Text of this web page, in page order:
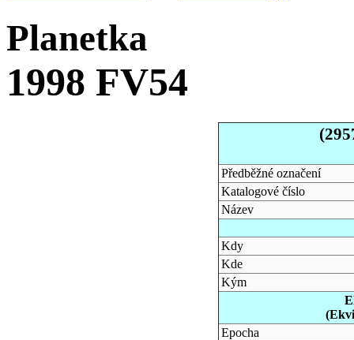
Planetka
1998 FV54
Předběžné označení
Katalogové číslo
Název
Kdy
Kde
Kým
Epocha